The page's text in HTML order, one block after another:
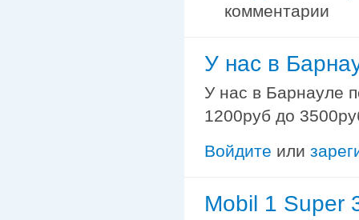
комментарии
У нас в
У нас в Барнауле
1200руб до
Войдите или
Mobil 1 Super